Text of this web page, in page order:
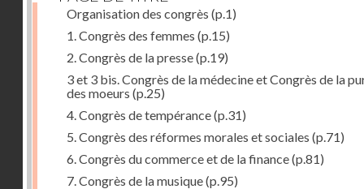
Organisation des congrès (p.1)
1. Congrès des femmes (p.15)
2. Congrès de la presse(p.19)
3 et 3 bis. Congrès de la médecine et Congrès de la
des moeurs (p.25)
4. Congrès de tempérance(p.31)
5. Congrès des réformes morales et sociales (p.71)
6. Congrès du commerce et de la finance(p.81)
7. Congrès de la musique(p.95)